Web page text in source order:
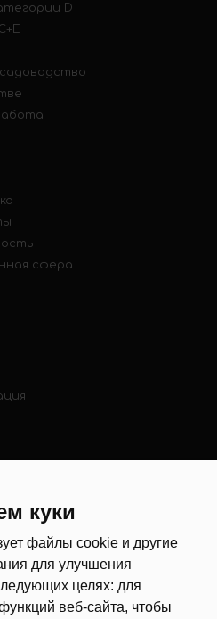
куки
файлы cookie и другие
для улучшения
целях: для
веб-сайта, чтобы
D
сфера